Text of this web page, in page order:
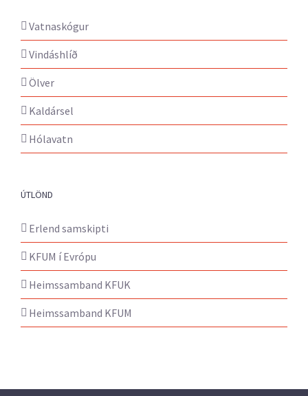
Vatnaskógur
Vindáshlíð
Ölver
Kaldársel
Hólavatn
ÚTLÖND
Erlend samskipti
KFUM í Evrópu
Heimssamband KFUK
Heimssamband KFUM